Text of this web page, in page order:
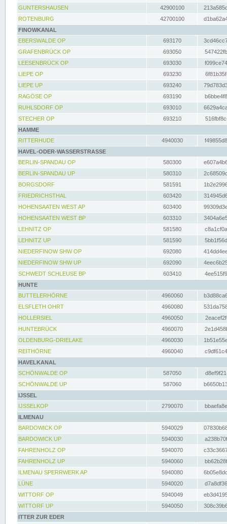
GUNTERSHAUSEN
42900100
ROTENBURG
42700100
FINOWKANAL
EBERSWALDE OP
693170
GRAFENBRÜCK OP
693050
LEESENBRÜCK OP
693030
LIEPE OP
693230
LIEPE UP
693240
RAGÖSE OP
693190
RUHLSDORF OP
693010
STECHER OP
693210
HAMME
RITTERHUDE
4940030
HAVEL-ODER-WASSERSTRASSE
BERLIN-SPANDAU OP
580300
BERLIN-SPANDAU UP
580310
BORGSDORF
581591
FRIEDRICHSTHAL
603420
HOHENSAATEN WEST AP
603400
HOHENSAATEN WEST BP
603310
LEHNITZ OP
581580
LEHNITZ UP
581590
NIEDERFINOW SHW OP
692080
NIEDERFINOW SHW UP
692090
SCHWEDT SCHLEUSE BP
603410
HUNTE
BUTTELERHÖRNE
4960060
ELSFLETH OHRT
4960080
HOLLERSIEL
4960050
HUNTEBRÜCK
4960070
OLDENBURG-DRIELAKE
4960030
REITHÖRNE
4960040
HAVELKANAL
SCHÖNWALDE OP
587050
SCHÖNWALDE UP
587060
IJSSEL
IJSSELKOP
2790070
ILMENAU
BARDOWICK OP
5940029
BARDOWICK UP
5940030
FAHRENHOLZ OP
5940070
FAHRENHOLZ UP
5940060
ILMENAU SPERRWERK AP
5940080
LÜNE
5940020
WITTORF OP
5940049
WITTORF UP
5940050
ITTER ZUR EDER